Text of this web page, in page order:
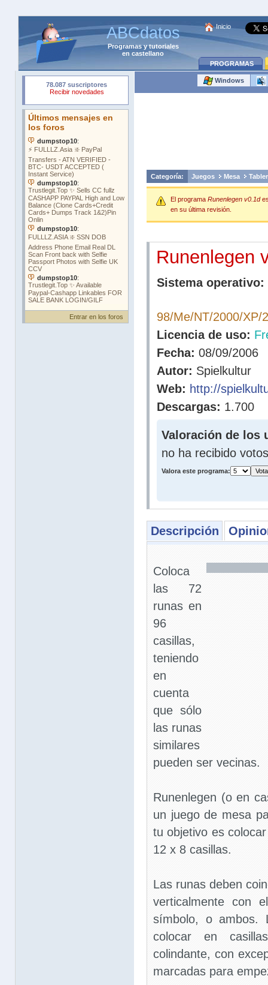
ABCdatos
Programasytutoriales
en castellano
Inicio
PROGRAMAS
Entrar en los foros
Windows
Categoría: Juegos Mesa
El programa Runenlegen v0.1d
en su última revisión.
Runenlegen
Sistema operativo:
98/Me/NT/2000/XP/
Licencia de uso:
Fecha: 08/09/2006
Autor: Spielkultur
Web: http://
Descargas: 1.700
Valoración de los
no ha recibido votos
Valora este programa:
Descripción
Coloca
las 72
runas en
96
casillas,
teniendo
en
cuenta
que sólo
las runas
similares
pueden ser vecinas.
Runenlegen (o en
un juego de mesa
tu objetivo es
12 x 8 casillas.
Las runas deben
verticalmente con
símbolo, o ambos.
colocar en
colindante, con
marcadas para